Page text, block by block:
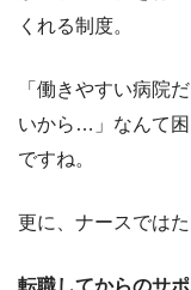
くれる制度。
「働きやすい病院
いから…」なんて
ですね。
更に、ナースでは
転職してからのサ